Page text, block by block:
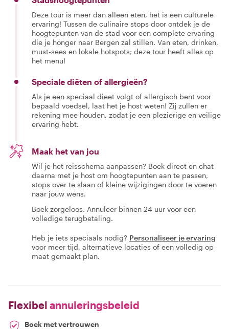
Deze tour is meer dan alleen eten, het is een culturele
ervaring! Tussen de culinaire stops door ontdek je de
hoogtepunten van de stad voor een complete ervaring
die je honger naar Bergen zal stillen. Van eten, drinken,
must-sees en lokale hotspots; deze tour heeft alles op
het menu!
Speciale diëten of allergieën?
Als je een speciaal dieet volgt of allergisch bent voor
bepaald voedsel, laat het je host weten! Zij zullen er
rekening mee houden, zodat je een plezierige en veilige
ervaring hebt.
Maak het van jou
Wil je het reisschema aanpassen? Boek direct en chat
daarna met je host om hoogtepunten aan te passen,
stops over te slaan of kleine wijzigingen door te voeren
naar jouw wens.
Boek zorgeloos. Annuleer binnen 24 uur voor een
volledige terugbetaling.
Heb je iets speciaals nodig? Personaliseer je ervaring
voor meer tijd, alternatieve locaties of een volledig op
maat gemaakt plan.
Flexibel annuleringsbeleid
Boek met vertrouwen